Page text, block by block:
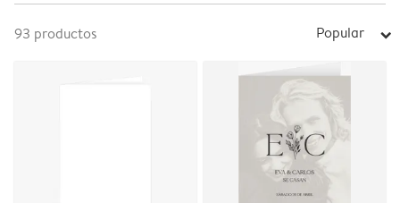
93 productos Popular arrow_right